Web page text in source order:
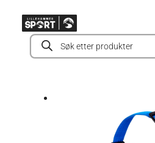
innholdProducts
search